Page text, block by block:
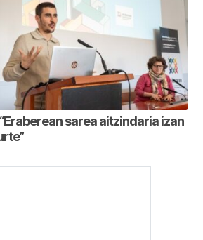
sarea aitzindaria izan